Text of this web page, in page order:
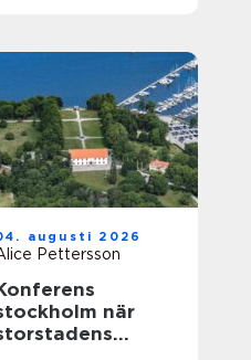
augusti 2026
Pettersson
när